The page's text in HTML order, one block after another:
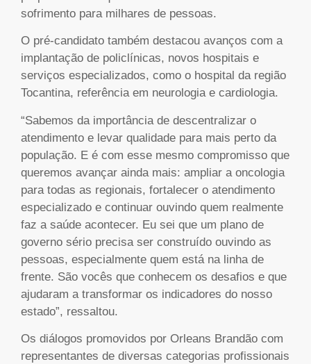
sofrimento para milhares de pessoas.
O pré-candidato também destacou avanços com a
implantação de policlínicas, novos hospitais e
serviços especializados, como o hospital da região
Tocantina, referência em neurologia e cardiologia.
“Sabemos da importância de descentralizar o
atendimento e levar qualidade para mais perto da
população. E é com esse mesmo compromisso que
queremos avançar ainda mais: ampliar a oncologia
para todas as regionais, fortalecer o atendimento
especializado e continuar ouvindo quem realmente
faz a saúde acontecer. Eu sei que um plano de
governo sério precisa ser construído ouvindo as
pessoas, especialmente quem está na linha de
frente. São vocês que conhecem os desafios e que
ajudaram a transformar os indicadores do nosso
estado”, ressaltou.
Os diálogos promovidos por Orleans Brandão com
representantes de diversas categorias profissionais